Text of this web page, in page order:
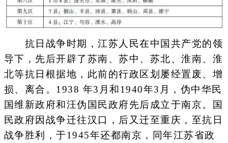
抗日战争时期，江苏人民在中国共产党的领
导下，先后开辟了苏南、苏中、苏北、淮南、淮
北等抗日根据地，此前的行政区划屡经置废、增
损、离合。1938 年3月和1940年3月，伪中华民
国维新政府和汪伪国民政府先后成立于南京。国
民政府因战争迁往汉口，后又迁至重庆，至抗日
战争胜利，于1945年还都南京，同年江苏省政